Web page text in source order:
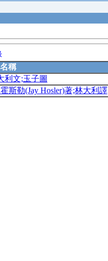
稱
利文;玉子圖
斯勒(Jay Hosler)著;林大利譯